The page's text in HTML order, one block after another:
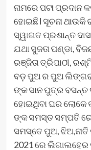
ନାମରେ ପଟା ପ୍ରଦାନ
ହୋଇଛି l ସୂଚନା ଥାଉକି
ସ୍ୱାଗତ ପ୍ରଶାନ୍ତ
ଯଥା ସୁଜତା ପଣ୍ଡା,
ରଞ୍ଜିତା ତ୍ରିପାଠୀ,
ବଡ଼ ପୁଅ ର ପୁଅ
ଙ୍କ ସାନ ପୁତ୍ର ବସନ୍ତ
ହୋଇଥିବା ଘର ଲୋକେ
ଙ୍କ ସମସ୍ତ ସମ୍ପତି
ସମସ୍ତେ ପୁଅ, ଝିଅ,ନାତି
2021 ରେ